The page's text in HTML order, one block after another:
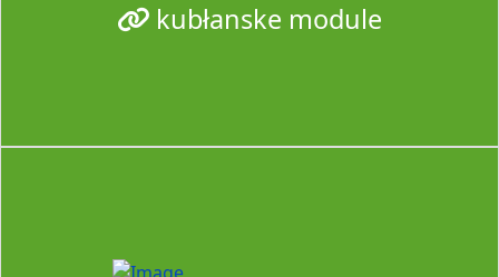
kubłanske module